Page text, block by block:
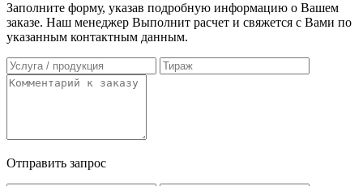
Заполните форму, указав подробную информацию о Вашем
заказе. Наш менеджер Выполнит расчет и свяжется с Вами по
указанным контактным данным.
Отправить запрос